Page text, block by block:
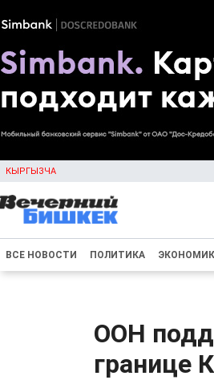
КЫРГЫЗЧА
ВСЕ НОВОСТИ ПОЛИТИКА
ООН
границе